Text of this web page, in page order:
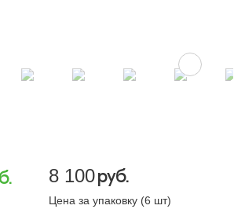
8 100руб.
Цена за упаковку (6 шт)